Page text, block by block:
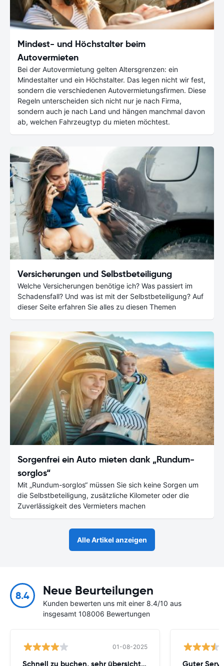
Mindest- und Höchstalter beim
Autovermieten
Bei der Autovermietung gelten Altersgrenzen: ein
Mindestalter und ein Höchstalter. Das legen nicht wir fest,
sondern die verschiedenen Autovermietungsfirmen. Diese
Regeln unterscheiden sich nicht nur je nach Firma,
sondern auch je nach Land und hängen manchmal davon
ab, welchen Fahrzeugtyp du mieten möchtest.
Versicherungen und Selbstbeteiligung
Welche Versicherungen benötige ich? Was passiert im
Schadensfall? Und was ist mit der Selbstbeteiligung? Auf
dieser Seite erfahren Sie alles zu diesen Themen
Sorgenfrei ein Auto mieten dank „Rundum-
sorglos“
Mit „Rundum-sorglos“ müssen Sie sich keine Sorgen um
die Selbstbeteiligung, zusätzliche Kilometer oder die
Zuverlässigkeit des Vermieters machen
Alle Artikel anzeigen
8.4 Neue Beurteilungen
Kunden bewerten uns mit einer 8.4/10 aus
insgesamt 108006 Bewertungen
01-08-2025
Schnell zu buchen, sehr übersichtliche Guter